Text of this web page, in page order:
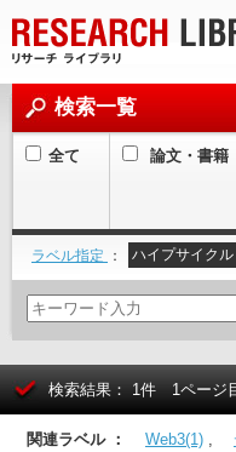
検索一覧
全て 論文・書籍
ラベル指定 ： ハイプサイクル
検索結果： 1件 1ページ
関連ラベル ： Web3(1) ,